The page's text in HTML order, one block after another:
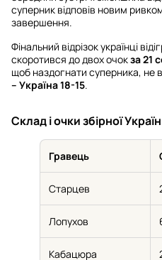
суперник відповів новим
завершення.
Фінальний відрізок українці
скоротився до двох очокза 21
щоб наздогнати суперника, не
– Україна 18-15.
Склад і очки збірної
Гравець
Старцев
Лопухов
Кабацюра